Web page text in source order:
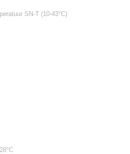
SN-T (10-43°C)